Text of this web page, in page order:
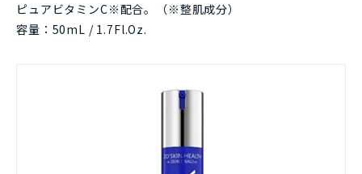
ピュアビタミンC※配合。（※整肌成分）
容量：50mL / 1.7Fl.Oz.